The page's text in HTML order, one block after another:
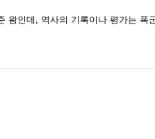
왕인데, 역사의 기록이나 평가는